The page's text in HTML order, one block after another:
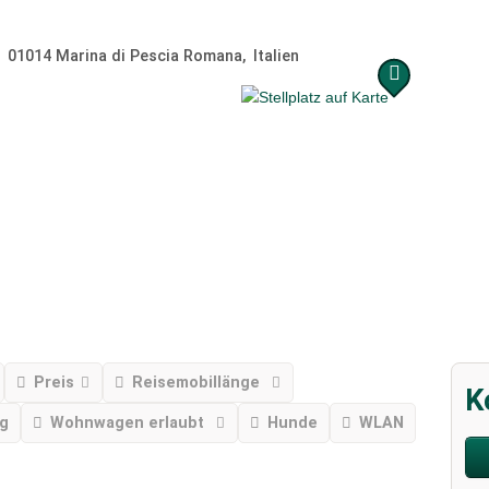
01014 Marina di Pescia Romana Italien
Preis Reisemobillänge
Wohnwagen erlaubt Hunde WLAN